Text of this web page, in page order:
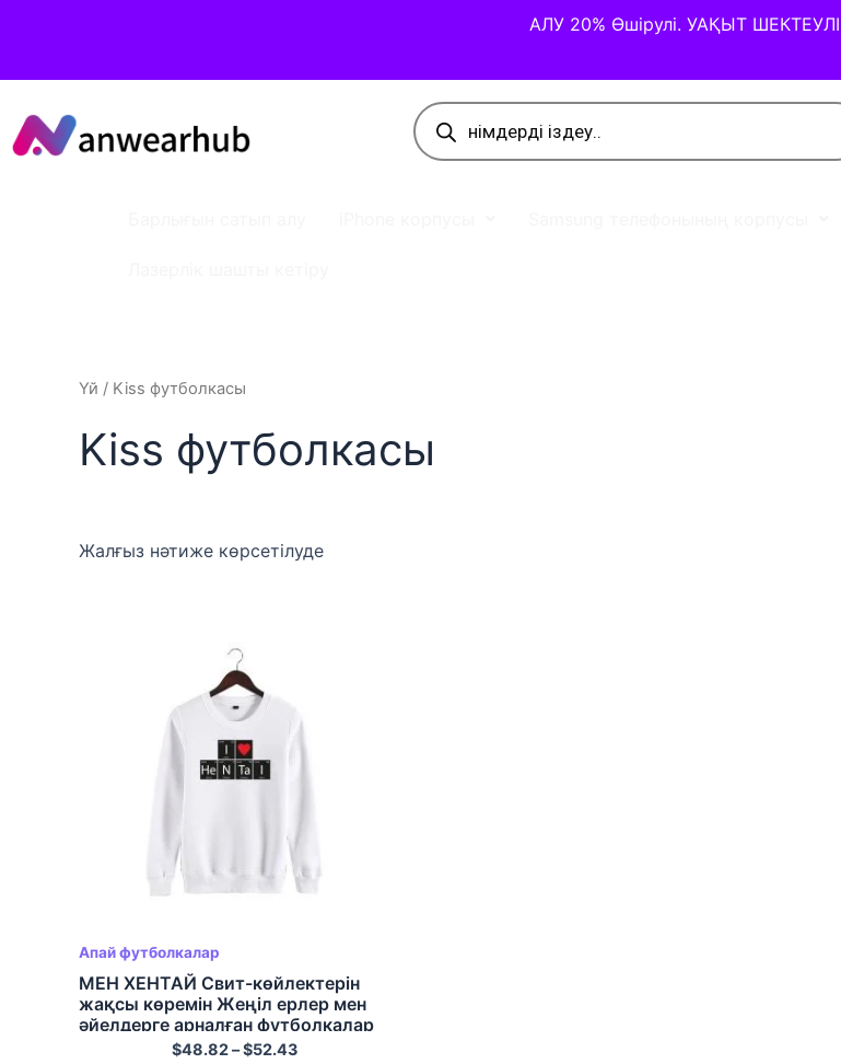
АЛУ 20% Өшірулі. УАҚЫТ
Үй / Kiss футболкасы
Kiss футболкасы
Жалғыз нәтиже көрсетілуде
Апай футболкалар
МЕН ХЕНТАЙ Свит-көйлектерін
жақсы көремін Жеңіл ерлер мен
әйелдерге арналған футболкалар
Түрлі түсті$48.82–$52.43